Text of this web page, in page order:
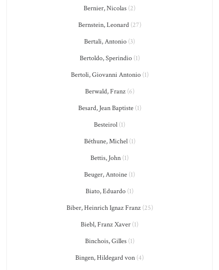
Bernier, Nicolas (2)
Bernstein, Leonard(27)
Bertali, Antonio (3)
Bertoldo, Sperindio(1)
Bertoli, Giovanni Antonio(1)
Berwald, Franz(6)
Besard, Jean Baptiste(1)
Besteirol (1)
Béthune, Michel(1)
Bettis, John (1)
Beuger, Antoine (1)
Biato, Eduardo (1)
Biber, Heinrich Ignaz Franz(25)
Biebl, Franz Xaver (1)
Binchois, Gilles(1)
Bingen, Hildegard von (4)